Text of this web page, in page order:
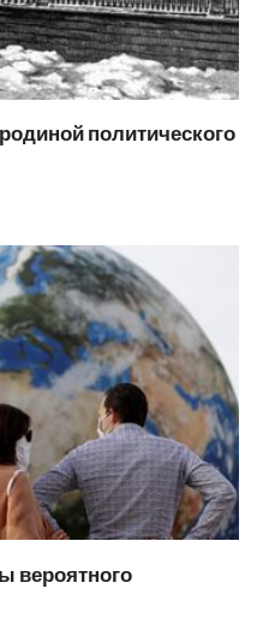
политического
вероятного